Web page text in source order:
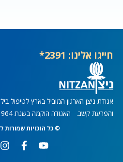
אגודת ניצן הארגון המוביל בארץ לטיפול
והפרעת קשב. האגודה הוקמה בשנת 1964 ע”י הורים ומתנדבים
חייגו אלינו: 2391*
Y
o
F
a
I
n
© כל הזכויות שמורות